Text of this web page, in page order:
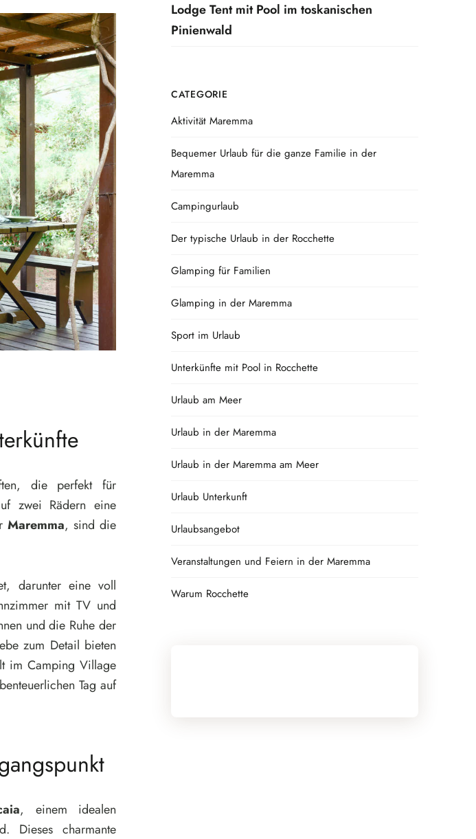
die perfekt für
zwei Rädern eine
Maremma, sind die
darunter eine voll
mit TV und
und die Ruhe der
zum Detail bieten
im Camping Village
Tag auf
, einem idealen
Dieses charmante
Lodge Tent mit Pool im toskanischen
Pinienwald
CATEGORIE
Aktivität Maremma
Bequemer Urlaub für die ganze Familie in der
Maremma
Campingurlaub
Der typische Urlaub in der Rocchette
Glamping für Familien
Glamping in der Maremma
Sport im Urlaub
Unterkünfte mit Pool in Rocchette
Urlaub am Meer
Urlaub in der Maremma
Urlaub in der Maremma am Meer
Urlaub Unterkunft
Urlaubsangebot
Veranstaltungen und Feiern in der Maremma
Warum Rocchette